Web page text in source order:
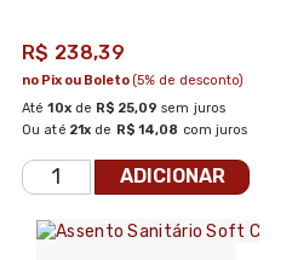
R$ 238,39
Até10xde R$ 25,09 sem juros
Ou até 21x de R$ 14,08 com juros
no Pix ou Boleto(5% de desconto)
ADICIONAR